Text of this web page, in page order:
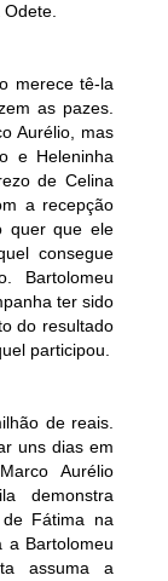
merece tê-la
as pazes.
Aurélio, mas
e Heleninha
de Celina
a recepção
quer que ele
consegue
Bartolomeu
ter sido
do resultado
participou.
de reais.
uns dias em
Aurélio
demonstra
Fátima na
a Bartolomeu
assuma a